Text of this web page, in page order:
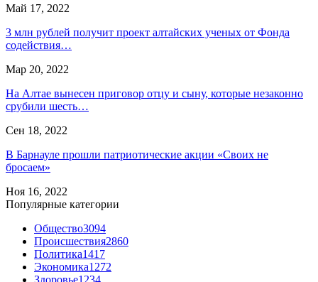
Май 17, 2022
3 млн рублей получит проект алтайских ученых от Фонда
содействия…
Мар 20, 2022
На Алтае вынесен приговор отцу и сыну, которые незаконно
срубили шесть…
Сен 18, 2022
В Барнауле прошли патриотические акции «Своих не
бросаем»
Ноя 16, 2022
Популярные категории
Общество3094
Происшествия2860
Политика1417
Экономика1272
Здоровье1234